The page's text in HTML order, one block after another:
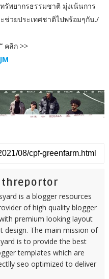
พยากรธรรมชาติ มุ่งเน้นการ
วยประเทศชาติไปพร้อมๆกัน./
คลิก >>
threportor
is a blogger resources
of high quality blogger
premium looking layout
design. The main mission of
is to provide the best
templates which are
seo optimized to deliver